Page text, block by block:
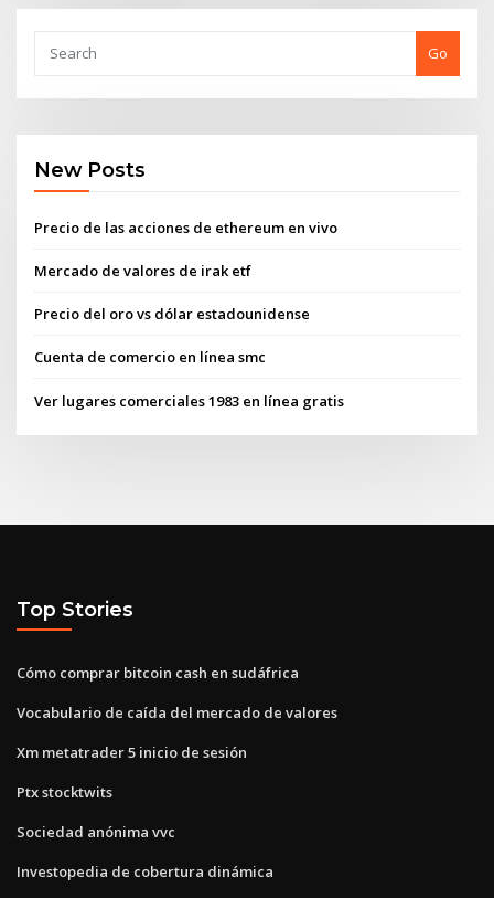
Go
New Posts
Precio de las acciones de ethereum en vivo
Mercado de valores de irak etf
Precio del oro vs dólar estadounidense
Cuenta de comercio en línea smc
Ver lugares comerciales 1983 en línea gratis
Top Stories
Cómo comprar bitcoin cash en sudáfrica
Vocabulario de caída del mercado de valores
Xm metatrader 5 inicio de sesión
Ptx stocktwits
Sociedad anónima vvc
Investopedia de cobertura dinámica